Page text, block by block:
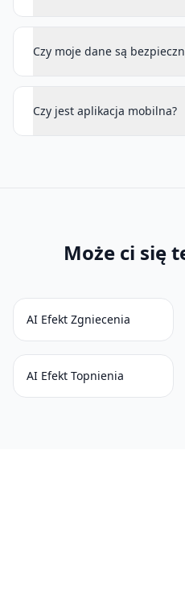
Czy moje dane są
Czy jest aplikacja mobilna?
Może ci się
AI Efekt Zgniecenia
AI Efekt Topnienia